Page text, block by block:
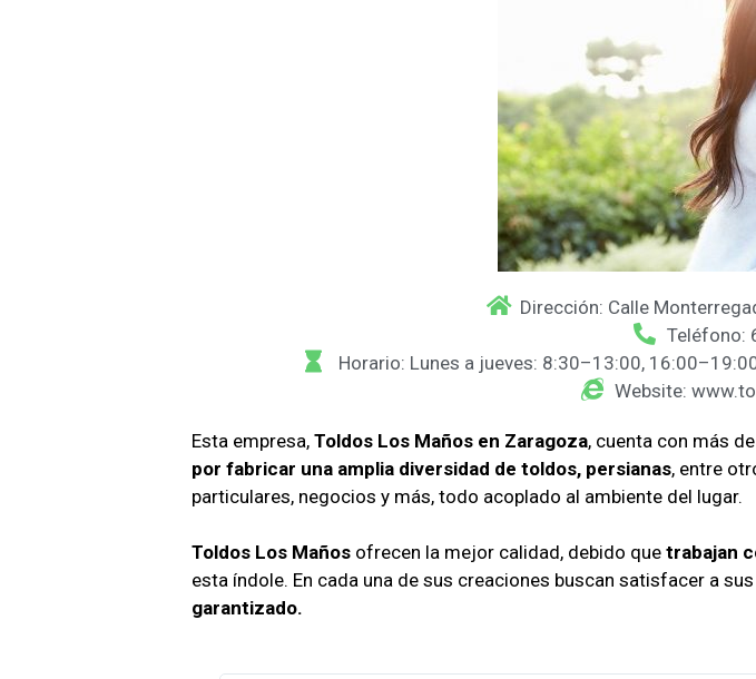
Dirección: Calle
Teléfono:
Horario: Lunes a jueves: 8:30–13:00,
Website:
Esta empresa, Toldos Los Maños en Zaragoza, cuenta con más
por fabricar una amplia diversidad de toldos, persianas, entre
particulares, negocios y más, todo acoplado al ambiente del lugar.
Toldos Los Maños ofrecen la mejor calidad, debido que trabajan
esta índole. En cada una de sus creaciones buscan satisfacer a
garantizado.